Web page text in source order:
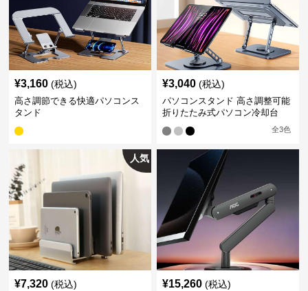
¥3,160 (税込)
高さ調節できる快適パソコンス
タンド
¥3,040 (税込)
パソコンスタンド 高さ調整可能
折りたたみ式パソコン冷却台
全3色
人気
¥7,320 (税込) ¥15,260 (税込)